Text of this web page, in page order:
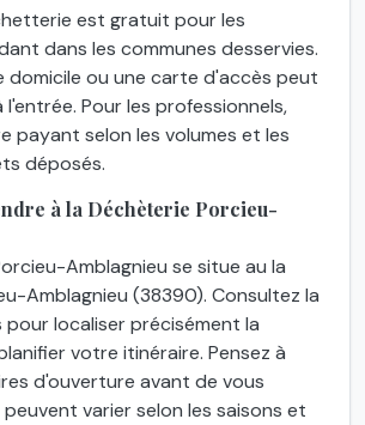
est gratuit pour les
dans les communes desservies.
domicile ou une carte d'accès peut
Pour les professionnels,
payant selon les volumes et les
déposés.
à la Déchèterie Porcieu-
Amblagnieu se situe au la
Amblagnieu (38390). Consultez la
localiser précisément la
votre itinéraire. Pensez à
d'ouverture avant de vous
varier selon les saisons et